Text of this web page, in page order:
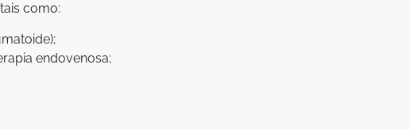
como:
endovenosa;